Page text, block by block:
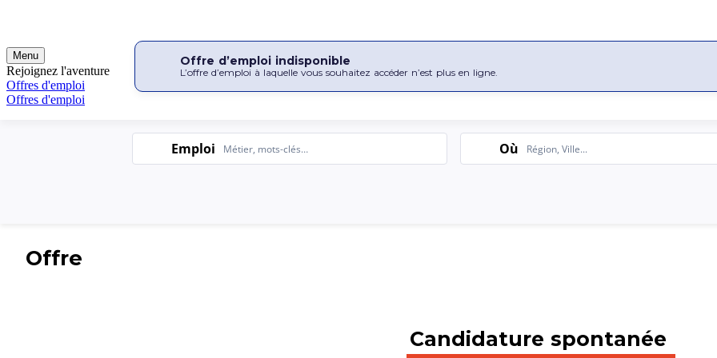
Offre d’emploi indisponible
L’offre d’emploi à laquelle vous souhaitez accéder n’est plus en ligne.
EmploiEmploi Search
Où
Offre
Candidature spontanée